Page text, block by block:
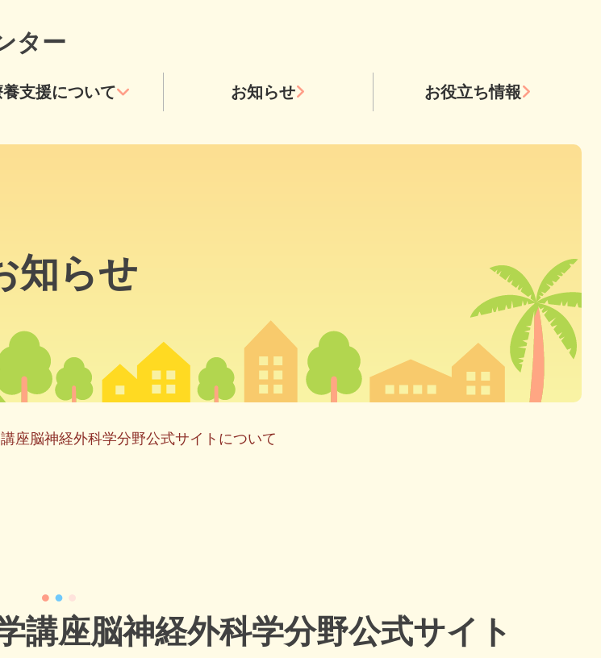
ター
支援について お知らせ お役立ち情報
知らせ
座脳神経外科学分野公式サイトについて
講座脳神経外科学分野公式サイト